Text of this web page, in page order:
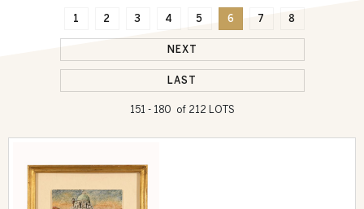
151 - 180 of 212 LOTS
1 2 3 4 5 6 7 8
NEXT
LAST